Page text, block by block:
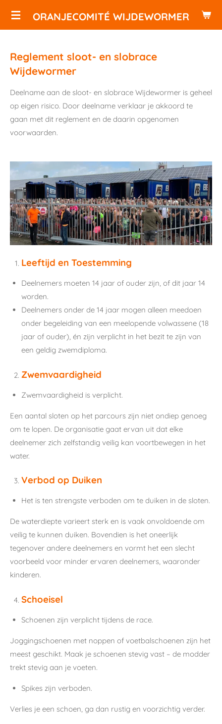
Ga
de
hoofdinhoud
ORANJECOMITÉ WIJDEWORMER
Reglement sloot- en slobrace
Wijdewormer
Deelname aan de sloot- en slobrace Wijdewormer is geheel
op eigen risico. Door deelname verklaar je akkoord te
gaan met dit reglement en de daarin opgenomen
voorwaarden.
Leeftijd en Toestemming
Deelnemers moeten 14 jaar of ouder zijn, of dit jaar 14
worden.
Deelnemers onder de 14 jaar mogen alleen meedoen
onder begeleiding van een meelopende volwassene (18
jaar of ouder), én zijn verplicht in het bezit te zijn van
een geldig zwemdiploma.
Zwemvaardigheid
Zwemvaardigheid is verplicht.
Een aantal sloten op het parcours zijn niet ondiep genoeg
om te lopen. De organisatie gaat ervan uit dat elke
deelnemer zich zelfstandig veilig kan voortbewegen in het
water.
Verbod op Duiken
Het is ten strengste verboden om te duiken in de sloten.
De waterdiepte varieert sterk en is vaak onvoldoende om
veilig te kunnen duiken. Bovendien is het oneerlijk
tegenover andere deelnemers en vormt het een slecht
voorbeeld voor minder ervaren deelnemers, waaronder
kinderen.
Schoeisel
Schoenen zijn verplicht tijdens de race.
Joggingschoenen met noppen of voetbalschoenen zijn het
meest geschikt. Maak je schoenen stevig vast – de modder
trekt stevig aan je voeten.
Spikes zijn verboden.
Verlies je een schoen, ga dan rustig en voorzichtig verder.